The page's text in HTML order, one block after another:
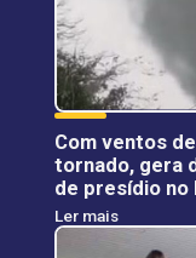
Com ventos
tornado, gera
de presídio no
Ler mais